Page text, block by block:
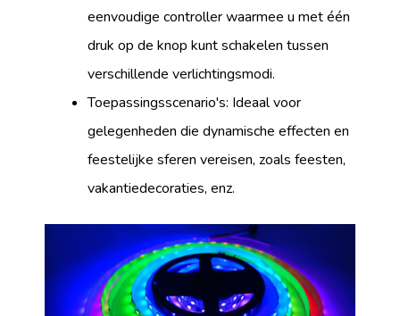
eenvoudige controller waarmee u met één
druk op de knop kunt schakelen tussen
verschillende verlichtingsmodi.
Toepassingsscenario's: Ideaal voor
gelegenheden die dynamische effecten en
feestelijke sferen vereisen, zoals feesten,
vakantiedecoraties, enz.